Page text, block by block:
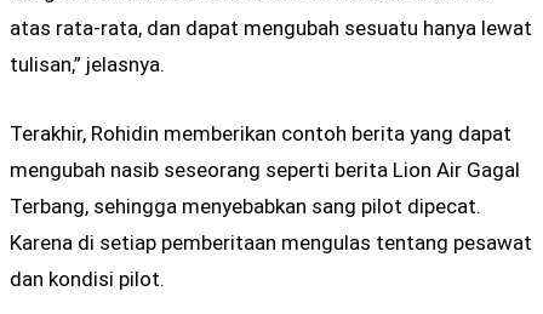
atas rata-rata, dan dapat mengubah sesuatu hanya lewat
tulisan,” jelasnya.
Terakhir, Rohidin memberikan contoh berita yang dapat
mengubah nasib seseorang seperti berita Lion Air Gagal
Terbang, sehingga menyebabkan sang pilot dipecat.
Karena di setiap pemberitaan mengulas tentang pesawat
dan kondisi pilot.